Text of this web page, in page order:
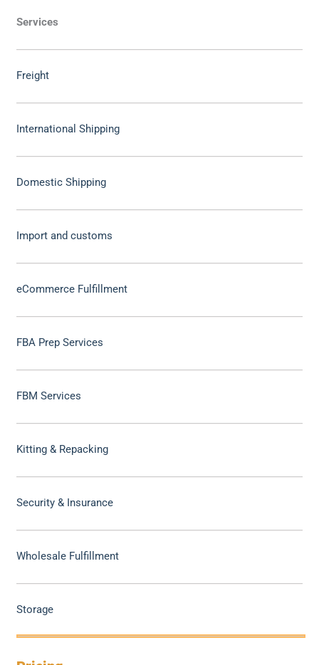
Services
Freight
International Shipping
Domestic Shipping
Import and customs
eCommerce Fulfillment
FBA Prep Services
FBM Services
Kitting & Repacking
Security & Insurance
Wholesale Fulfillment
Storage